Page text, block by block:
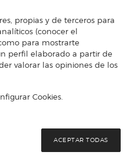
propias y de terceros para
(conocer el
para mostrarte
perfil elaborado a partir de
valorar las opiniones de los
Cookies.
ACEPTAR TODAS